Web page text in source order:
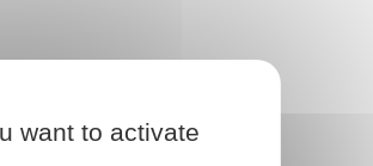
want to activate